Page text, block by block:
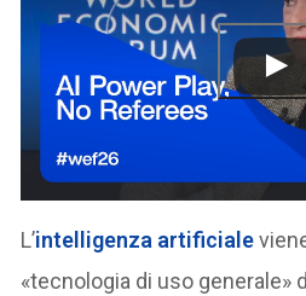
L’intelligenza artificiale
«tecnologia di uso generale»